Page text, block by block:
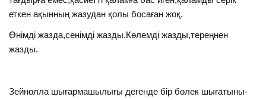
еткен ақынның жазудан қолы босаған жоқ.
Өнімді жазда,сенімді жазды.Көлемді жазды,тереңнен
жазды.
Зейнолла шығармашылығы дегенде бір бөлек шығатыны-